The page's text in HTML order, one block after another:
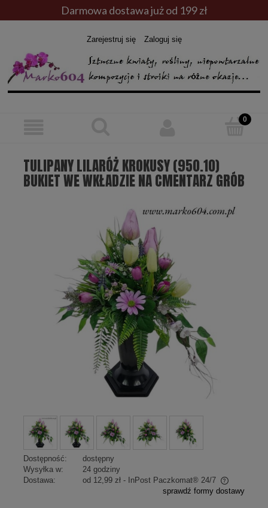
Darmowa dostawa już od 199 zł
Zarejestruj się Zaloguj się
TULIPANY LILARÓŻ KROKUSY (950.10)
BUKIET WE WKŁADZIE NA CMENTARZ GRÓB
Dostępność:
dostępny
Wysyłka w:
24 godziny
Dostawa:
od 12,99 zł - InPost Paczkomat® 24/7
Cena nie zawiera ewentualnych kosztów płatności
sprawdź formy dostawy